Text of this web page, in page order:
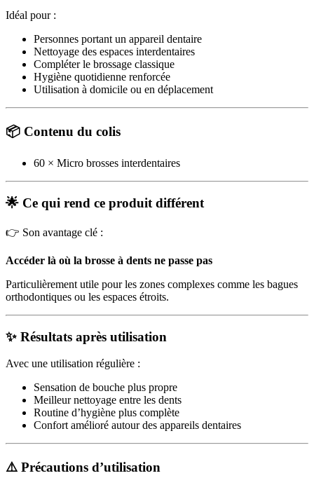
Idéal pour :
Personnes portant un appareil dentaire
Nettoyage des espaces interdentaires
Compléter le brossage classique
Hygiène quotidienne renforcée
Utilisation à domicile ou en déplacement
📦 Contenu du colis
60 × Micro brosses interdentaires
🌟 Ce qui rend ce produit différent
👉 Son avantage clé :
Accéder là où la brosse à dents ne passe pas
Particulièrement utile pour les zones complexes comme les bagues
orthodontiques ou les espaces étroits.
✨ Résultats après utilisation
Avec une utilisation régulière :
Sensation de bouche plus propre
Meilleur nettoyage entre les dents
Routine d’hygiène plus complète
Confort amélioré autour des appareils dentaires
⚠️ Précautions d’utilisation